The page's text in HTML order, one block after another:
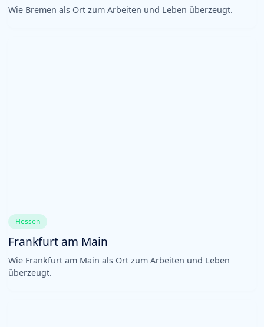
Wie Bremen als Ort zum Arbeiten und Leben überzeugt.
Hessen
Frankfurt am Main
Wie Frankfurt am Main als Ort zum Arbeiten und Leben
überzeugt.